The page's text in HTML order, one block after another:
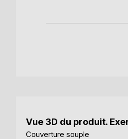
Vue 3D du produit.
Couverture souple